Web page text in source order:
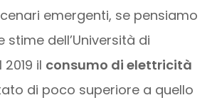
emergenti, se pensiamo
stime dell’Università di
il consumo di elettricità
di poco superiore a quello